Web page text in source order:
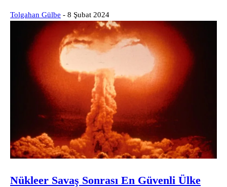
Tolgahan Gülbe - 8 Şubat 2024
Nükleer Savaş Sonrası En Güvenli Ülke